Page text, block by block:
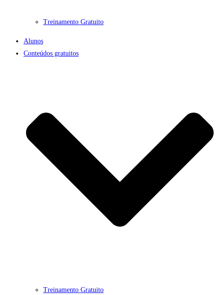
Treinamento Gratuito
Alunos
Conteúdos gratuitos
Treinamento Gratuito